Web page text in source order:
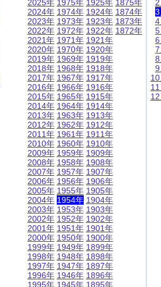
2025年
2024年
2023年
2022年
2021年
2020年
2019年
2018年
2017年
2016年
2015年
2014年
2013年
2012年
2011年
2010年
2009年
2008年
2007年
2006年
2005年
2004年
2003年
2002年
2001年
2000年
1999年
1998年
1997年
1996年
1995年
1975年
1974年
1973年
1972年
1971年
1970年
1969年
1968年
1967年
1966年
1965年
1964年
1963年
1962年
1961年
1960年
1959年
1958年
1957年
1956年
1955年
1954年
1953年
1952年
1951年
1950年
1949年
1948年
1947年
1946年
1945年
1925年
1924年
1923年
1922年
1921年
1920年
1919年
1918年
1917年
1916年
1915年
1914年
1913年
1912年
1911年
1910年
1909年
1908年
1907年
1906年
1905年
1904年
1903年
1902年
1901年
1900年
1899年
1898年
1897年
1896年
1895年
1875年
1874年
1873年
1872年